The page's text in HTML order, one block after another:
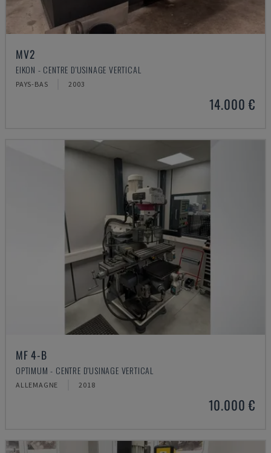
MV2
EIKON - CENTRE D'USINAGE VERTICAL
PAYS-BAS 2003
14.000 €
MF 4-B
OPTIMUM - CENTRE D'USINAGE VERTICAL
ALLEMAGNE 2018
10.000 €